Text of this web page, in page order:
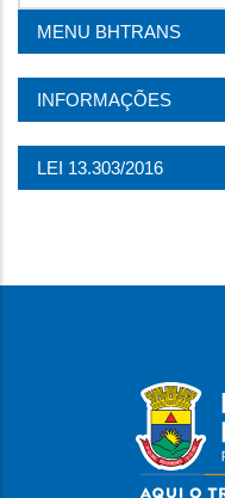
MENU BHTRANS
INFORMAÇÕES
LEI 13.303/2016